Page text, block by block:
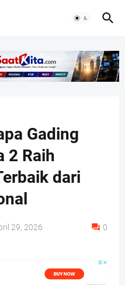
Gading
2 Raih
dari
29, 2026 0